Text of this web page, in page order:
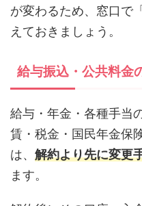
が変わるため、窓口で
えておきましょう。
給与振込・公共料金
給与・年金・各種手当
賃・税金・国民年金保
は、 解約より先に変更
ます。